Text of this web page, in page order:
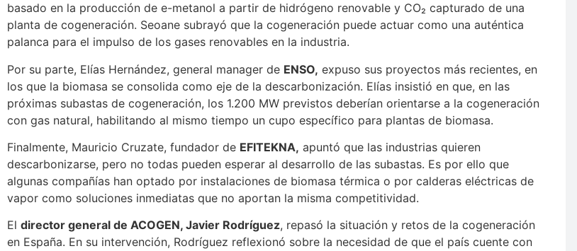
basado en la producción de e-metanol a partir de hidrógeno renovable y CO₂ capturado de una
planta de cogeneración. Seoane subrayó que la cogeneración puede actuar como una auténtica
palanca para el impulso de los gases renovables en la industria.
Por su parte, Elías Hernández, general manager de ENSO, expuso sus proyectos más recientes, en
los que la biomasa se consolida como eje de la descarbonización. Elías insistió en que, en las
próximas subastas de cogeneración, los 1.200 MW previstos deberían orientarse a la cogeneración
con gas natural, habilitando al mismo tiempo un cupo específico para plantas de biomasa.
Finalmente, Mauricio Cruzate, fundador de EFITEKNA, apuntó que las industrias quieren
descarbonizarse, pero no todas pueden esperar al desarrollo de las subastas. Es por ello que
algunas compañías han optado por instalaciones de biomasa térmica o por calderas eléctricas de
vapor como soluciones inmediatas que no aportan la misma competitividad.
El director general de ACOGEN, Javier Rodríguez, repasó la situación y retos de la cogeneración
en España. En su intervención, Rodríguez reflexionó sobre la necesidad de que el país cuente con